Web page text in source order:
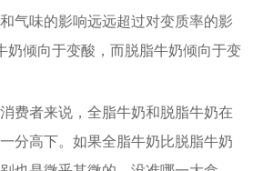
气味的影响远远超过对变质率的影
奶倾向于变酸，而脱脂牛奶倾向于变
费者来说，全脂牛奶和脱脂牛奶在
分高下。如果全脂牛奶比脱脂牛奶